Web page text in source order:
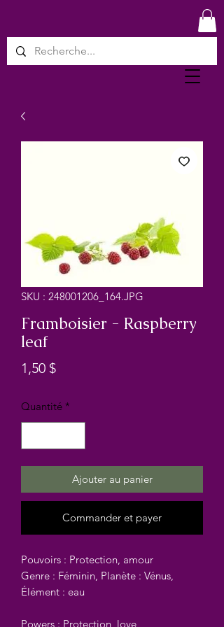
SKU : 248001206_164.JPG
Framboisier - Raspberry
leaf
1,50 $Prix
Quantité *
Ajouter au panier
Commander et payer
Pouvoirs : Protection, amour
Genre : Féminin, Planète : Vénus,
Élément : eau
Powers : Protection, love